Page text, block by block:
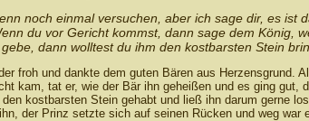
noch einmal versuchen, aber ich sage dir, es ist
du vor Gericht kommst, dann sage dem König,
dann wolltest du ihm den kostbarsten Stein
froh und dankte dem guten Bären aus Herzensgrund.
kam, tat er, wie der Bär ihn geheißen und es ging gut,
kostbarsten Stein gehabt und ließ ihn darum gerne
der Prinz setzte sich auf seinen Rücken und weg war